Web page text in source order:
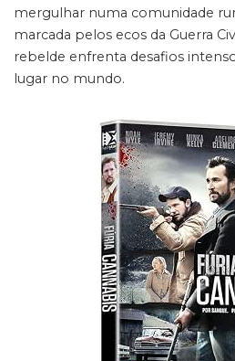
mergulhar numa comunidade
marcada pelos ecos da Guerra
rebelde enfrenta desafios
lugar no mundo.